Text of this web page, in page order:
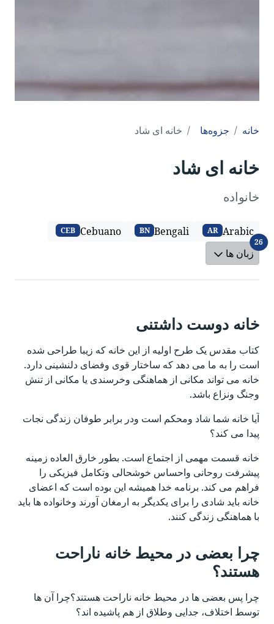
خانه جزوه‌ها خانه ای شاد
خانه ای شاد
خانواده
Arabic
AR
Bengali
BN
Cebuano
CEB
زبان ها
26زبان ها
خانه دوست داشتنی
کتاب مقدس یک طرح اولیه از این خانه که زیبا طراحی شده
است را به ما می دهد که ساختار قوی وفضای دلنشینی دارد.
خانه می تواند مکانی از هماهنگی وخرسندی یا مکانی از تنش
وجنگ ونزاع باشد.
آیا خانه شما شاد ومحکم است ودر برابر طوفان زندگی نجات
پیدا می کند؟
خانه قسمت مهمی از اجتماع است. بطور خارق العاده زمینه
پیشرفت روحانی واحساس خوشحالی وتکامل فیزیکی را
فراهم می کند. برنامه خدا همیشه این بوده است که اعضای
خانه باید شادی را برای یکدیگر به ارمغان آورند وخانواده ها باید
با هماهنگی زندگی کنند.
چرا بعضی در محیط خانه ناراحت
هستند؟
چرا پس بعضی ها در محیط خانه ناراحت هستند؟چرا آن ها
توسط اختلاف، جدایی وطلاق از هم پاشیده اند؟